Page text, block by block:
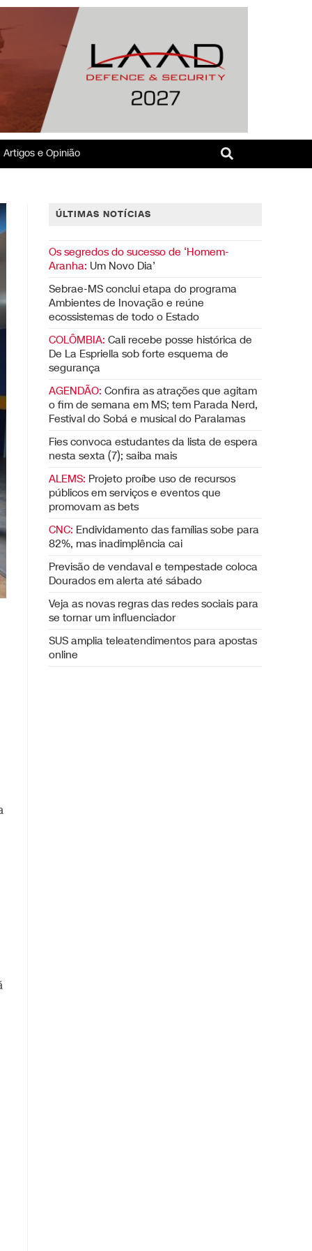
Artigos e Opinião
ÚLTIMAS NOTÍCIAS
Os segredos do sucesso de ‘Homem-
Aranha: Um Novo Dia’
Sebrae-MS conclui etapa do programa
Ambientes de Inovação e reúne
ecossistemas de todo o Estado
COLÔMBIA: Cali recebe posse histórica de
De La Espriella sob forte esquema de
segurança
AGENDÃO: Confira as atrações que agitam
o fim de semana em MS; tem Parada Nerd,
Festival do Sobá e musical do Paralamas
Fies convoca estudantes da lista de espera
nesta sexta (7); saiba mais
ALEMS: Projeto proíbe uso de recursos
públicos em serviços e eventos que
promovam as bets
CNC: Endividamento das famílias sobe para
82%, mas inadimplência cai
Previsão de vendaval e tempestade coloca
Dourados em alerta até sábado
Veja as novas regras das redes sociais para
se tornar um influenciador
SUS amplia teleatendimentos para apostas
online